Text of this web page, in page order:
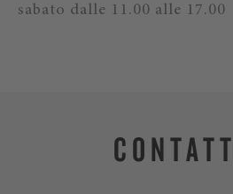
sabato dalle 11.00 alle 17.00